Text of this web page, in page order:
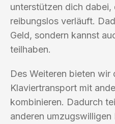
unterstützen dich
reibungslos verläuft.
Geld, sondern kannst
teilhaben.
Des Weiteren bieten wir
Klaviertransport mit
kombinieren. Dadurch
anderen umzugswilligen